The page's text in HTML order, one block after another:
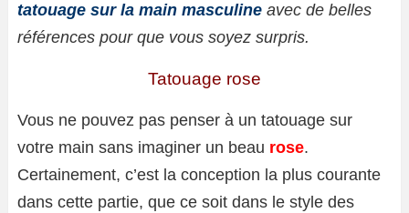
tatouage sur la main masculine avec de belles
références pour que vous soyez surpris.
Tatouage rose
Vous ne pouvez pas penser à un tatouage sur
votre main sans imaginer un beau rose.
Certainement, c’est la conception la plus courante
dans cette partie, que ce soit dans le style des